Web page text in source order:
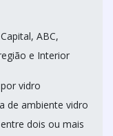
ABC,
e Interior
vidro
de ambiente vidro
dois ou mais